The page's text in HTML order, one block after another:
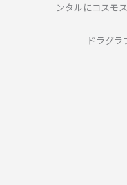
ンタルにコスモ
ドラグ